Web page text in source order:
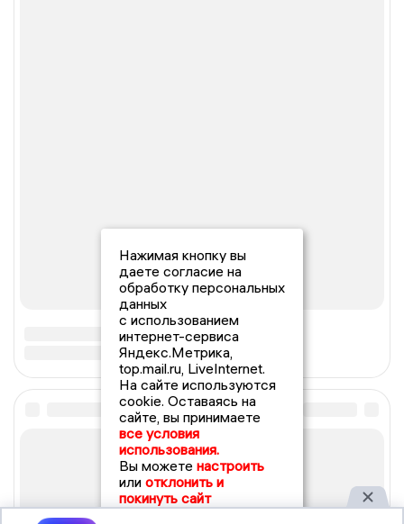
Нажимая кнопку вы
даете согласие на
обработку персональных
данных
с использованием
интернет-сервиса
Яндекс.Метрика,
top.mail.ru, LiveInternet.
На сайте используются
cookie. Оставаясь на
сайте, вы принимаете
все условия
использования.
Вы можете настроить
или отклонить и
покинуть сайт